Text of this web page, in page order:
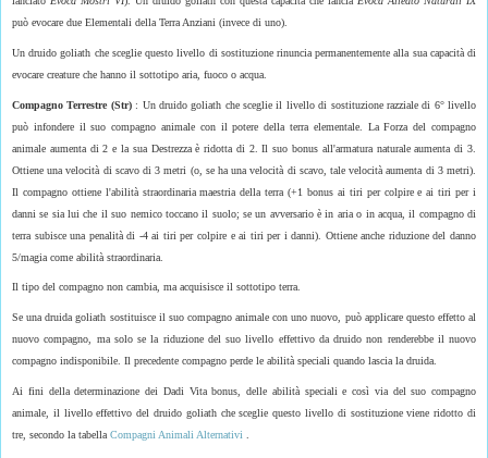
può evocare due Elementali della Terra Anziani (invece di uno).
Un druido goliath che sceglie questo livello di sostituzione rinuncia permanentemente alla sua capacità di
evocare creature che hanno il sottotipo aria, fuoco o acqua.
Compagno Terrestre (Str): Un druido goliath che sceglie il livello di sostituzione razziale di 6° livello
può infondere il suo compagno animale con il potere della terra elementale. La Forza del compagno
animale aumenta di 2 e la sua Destrezza è ridotta di 2. Il suo bonus all'armatura naturale aumenta di 3.
Ottiene una velocità di scavo di 3 metri (o, se ha una velocità di scavo, tale velocità aumenta di 3 metri).
Il compagno ottiene l'abilità straordinaria maestria della terra (+1 bonus ai tiri per colpire e ai tiri per i
danni se sia lui che il suo nemico toccano il suolo; se un avversario è in aria o in acqua, il compagno di
terra subisce una penalità di -4 ai tiri per colpire e ai tiri per i danni). Ottiene anche riduzione del danno
5/magia come abilità straordinaria.
Il tipo del compagno non cambia, ma acquisisce il sottotipo terra.
Se una druida goliath sostituisce il suo compagno animale con uno nuovo, può applicare questo effetto al
nuovo compagno, ma solo se la riduzione del suo livello effettivo da druido non renderebbe il nuovo
compagno indisponibile. Il precedente compagno perde le abilità speciali quando lascia la druida.
Ai fini della determinazione dei Dadi Vita bonus, delle abilità speciali e così via del suo compagno
animale, il livello effettivo del druido goliath che sceglie questo livello di sostituzione viene ridotto di
tre, secondo la tabella Compagni Animali Alternativi .